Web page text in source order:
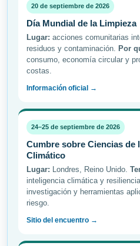
20 de septiembre de 2026
Día Mundial de la Limpieza
Lugar: acciones comunitarias
residuos y contaminación. Por
consumo, economía circular y
costas.
Información oficial →
24–25 de septiembre de 2026
Cumbre sobre Ciencias de
Climático
Lugar: Londres, Reino Unido.
inteligencia climática y
investigación y herramientas
riesgo.
Sitio del encuentro →